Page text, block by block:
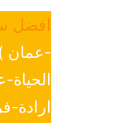
افضل
-عمان
ارادة-